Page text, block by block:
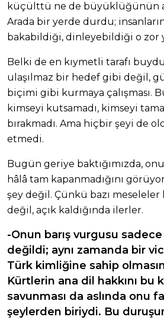
küçülttü ne de büyüklüğünün
Arada bir yerde durdu;
bakabildiği, dinleyebildiği o zor
Belki de en kıymetli tarafı
ulaşılmaz bir hedef gibi değil,
biçimi gibi kurmaya çalışması.
kimseyi kutsamadı, kimseyi
bırakmadı. Ama hiçbir şeyi de
etmedi.
Bugün geriye baktığımızda,
hâlâ tam kapanmadığını
şey değil. Çünkü bazı meseleler
değil, açık kaldığında ilerler.
-Onun barış vurgusu
değildi; aynı zamanda bir
Türk kimliğine sahip
Kürtlerin ana dil hakkını bu
savunması da aslında onu
şeylerden biriydi. Bu